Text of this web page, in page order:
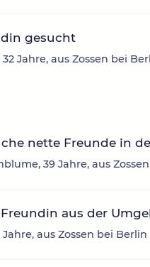
gesucht
32 Jahre, aus Zossen bei
nette Freunde in
39 Jahre, aus
aus der
Jahre, aus Zossen bei Berlin